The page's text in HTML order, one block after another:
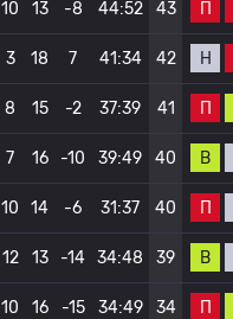
10 13 -8 44:52 43 П
3 18 7 41:34 42 Н
8 15 -2 37:39 41 П
7 16 -10 39:49 40 В
10 14 -6 31:37 40 П
12 13 -14 34:48 39 В
10 16 -15 34:49 34 П